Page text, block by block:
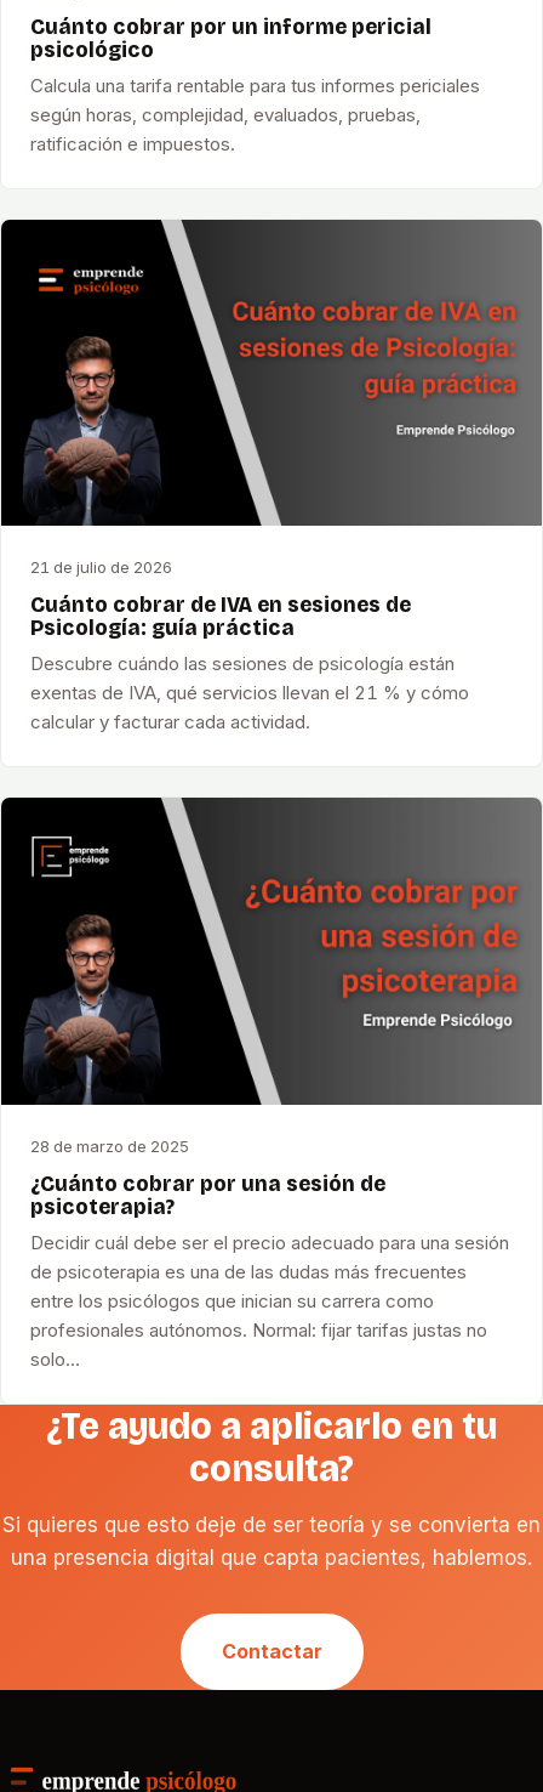
Cuánto cobrar por un informe pericial
psicológico
Calcula una tarifa rentable para tus informes periciales
según horas, complejidad, evaluados, pruebas,
ratificación e impuestos.
21 de julio de 2026
Cuánto cobrar de IVA en sesiones de
Psicología: guía práctica
Descubre cuándo las sesiones de psicología están
exentas de IVA, qué servicios llevan el 21 % y cómo
calcular y facturar cada actividad.
28 de marzo de 2025
¿Cuánto cobrar por una sesión de
psicoterapia?
Decidir cuál debe ser el precio adecuado para una sesión
de psicoterapia es una de las dudas más frecuentes
entre los psicólogos que inician su carrera como
profesionales autónomos. Normal: fijar tarifas justas no
solo…
¿Te ayudo a aplicarlo en tu
consulta?
Si quieres que esto deje de ser teoría y se convierta en
una presencia digital que capta pacientes, hablemos.
Contactar